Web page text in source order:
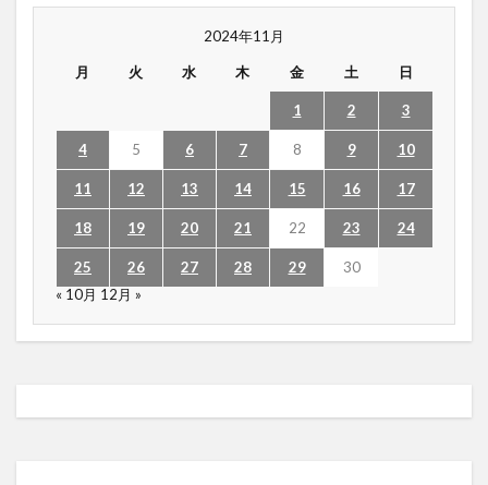
2024年11月
月 火 水 木 金 土 日
1 2 3
4 5 6 7 8 9 10
11 12 13 14 15 16 17
18 19 20 21 22 23 24
25 26 27 28 29
30
« 10月 12月 »